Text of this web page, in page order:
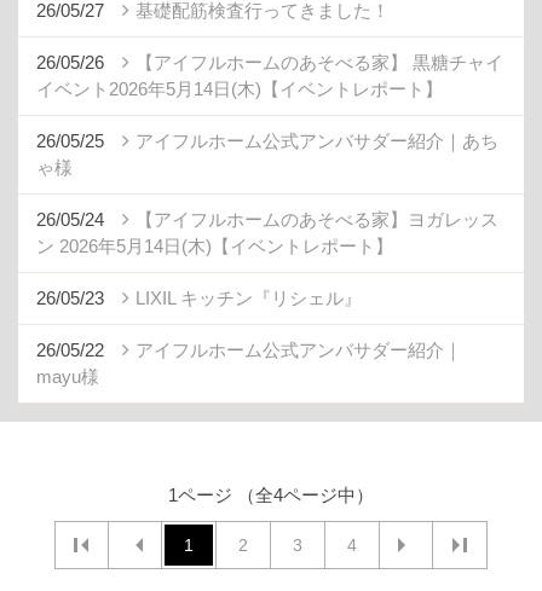
26/05/27 基礎配筋検査行ってきました！
26/05/26
【アイフルホームのあそべる家】 黒糖チャイ
イベント2026年5月14日(木)【イベントレポート】
26/05/25
アイフルホーム公式アンバサダー紹介｜あち
ゃ様
26/05/24
【アイフルホームのあそべる家】ヨガレッス
ン 2026年5月14日(木)【イベントレポート】
26/05/23 LIXIL キッチン『リシェル』
26/05/22
アイフルホーム公式アンバサダー紹介｜
mayu様
1ページ （全4ページ中）
1 2 3 4